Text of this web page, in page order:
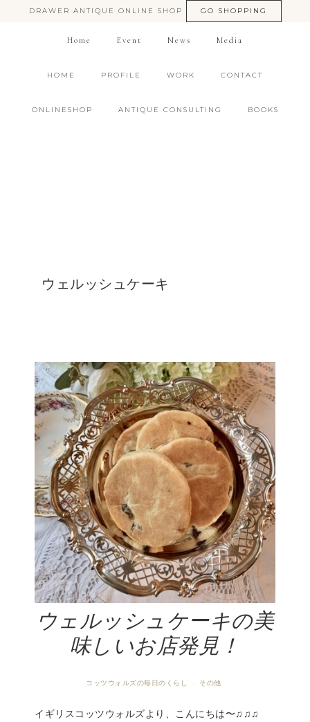
DRAWER ANTIQUE ONLINE SHOP GO SHOPPING
Home Event News Media
HOME PROFILE WORK CONTACT
ONLINESHOP ANTIQUE CONSULTING BOOKS
ウェルッシュケーキ
ウェルッシュケーキの美
味しいお店発見！
コッツウォルズの毎日のくらし · その他
イギリスコッツウォルズより、こんにちは〜♫♫♫